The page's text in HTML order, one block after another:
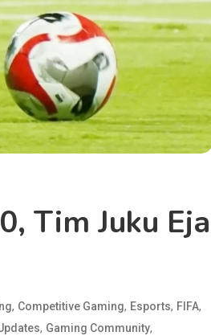
Tim Juku Eja
, Competitive Gaming, Esports, FIFA,
, Gaming Community,